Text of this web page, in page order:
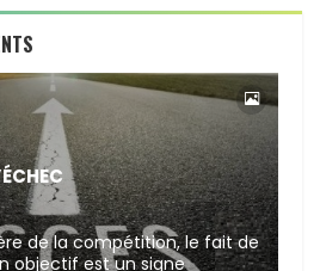
de la compétition, le fait de
objectif est un signe